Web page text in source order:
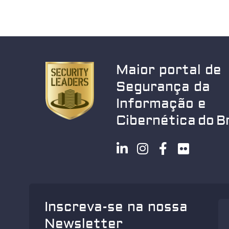
Maior portal de
Segurança da
Informação e
Cibernética do
Inscreva-se na nossa
Newsletter